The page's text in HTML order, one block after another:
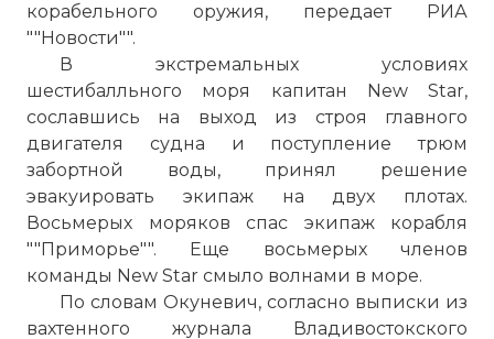
корабельного оружия, передает РИА
""Новости"".
В экстремальных условиях
шестибалльного моря капитан New Star,
сославшись на выход из строя главного
двигателя судна и поступление трюм
забортной воды, принял решение
эвакуировать экипаж на двух плотах.
Восьмерых моряков спас экипаж корабля
""Приморье"". Еще восьмерых членов
команды New Star смыло волнами в море.
По словам Окуневич, согласно выписки из
вахтенного журнала Владивостокского